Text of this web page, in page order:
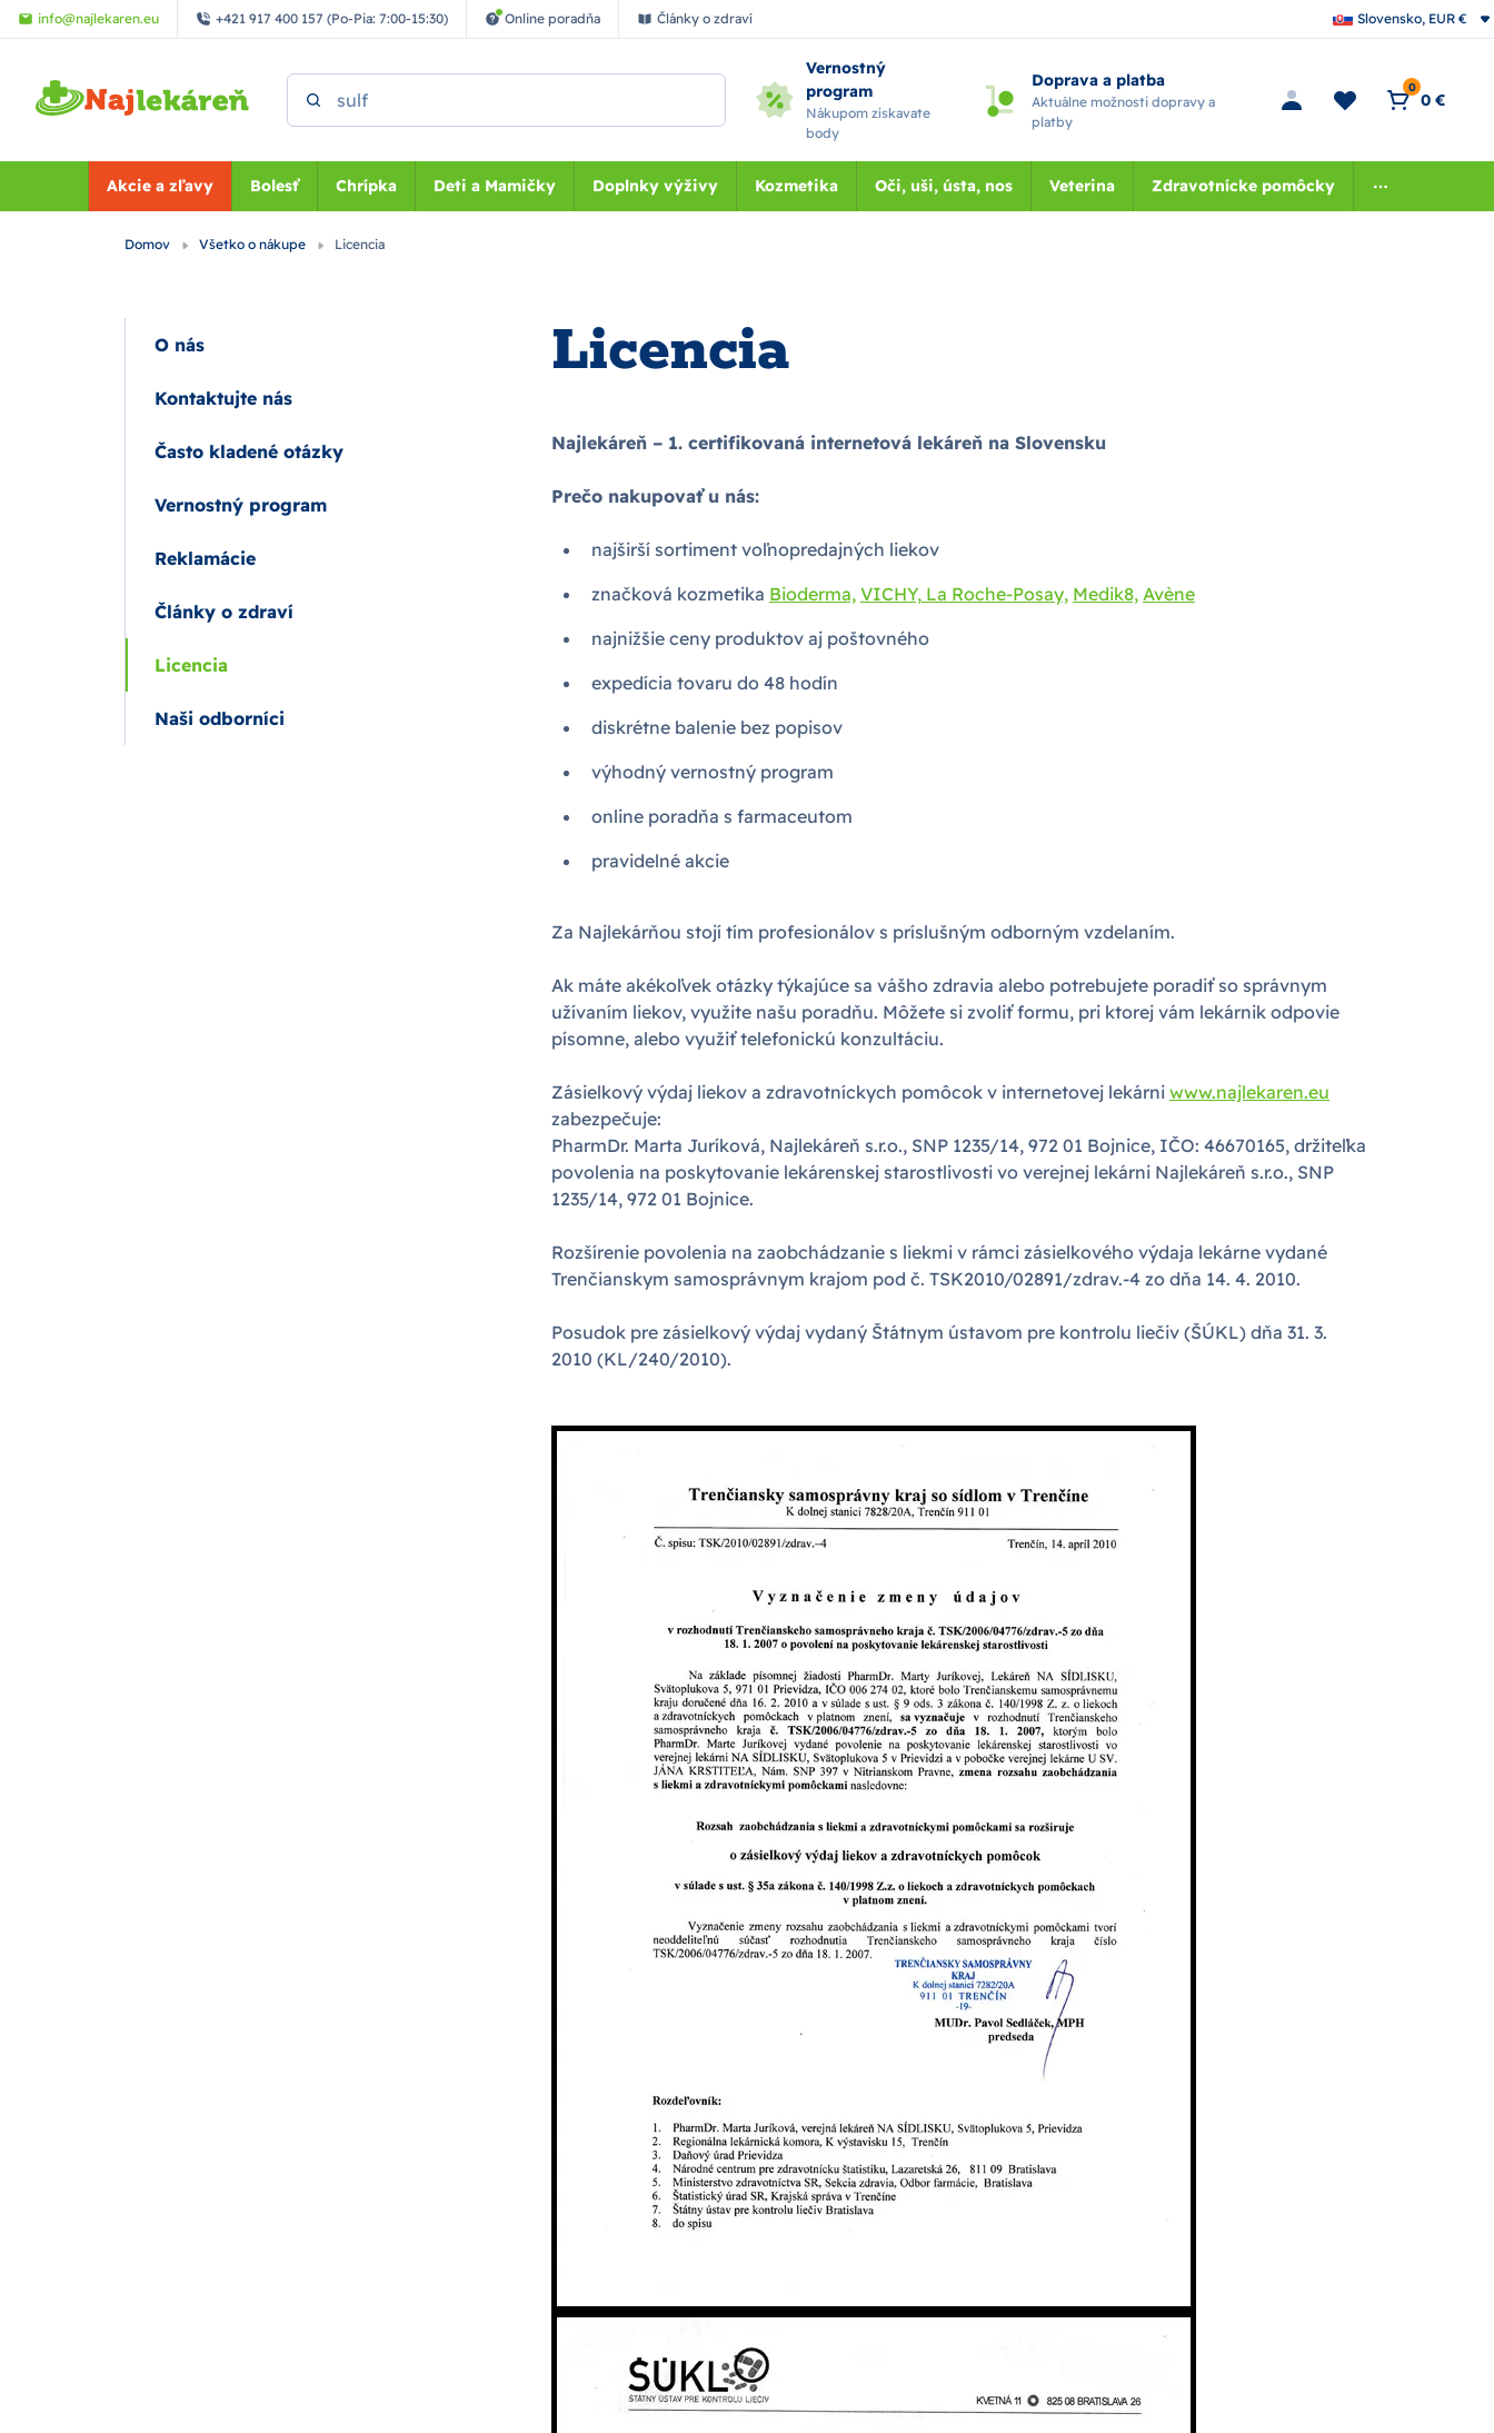
Preskočiť na hlavný obsah
info@najlekaren.eu +421 917 400 157 (Po-Pia: 7:00-15:30) Online poradňa Články o zdraví Slovensko, EUR €
Vernostný
program
Nákupom získavate
body
Doprava a platba
Aktuálne možnosti dopravy a
platby
0
0 €
Akcie a zľavy Bolesť Chrípka Deti a Mamičky Doplnky výživy Kozmetika Oči, uši, ústa, nos Veterina Zdravotnícke pomôcky
Domov Všetko o nákupe Licencia
O nás
Kontaktujte nás
Často kladené otázky
Vernostný program
Reklamácie
Články o zdraví
Licencia
Naši odborníci
Licencia
Najlekáreň – 1. certifikovaná internetová lekáreň na Slovensku
Prečo nakupovať u nás:
najširší sortiment voľnopredajných liekov
značková kozmetika Bioderma, VICHY, La Roche-Posay, Medik8, Avène
najnižšie ceny produktov aj poštovného
expedícia tovaru do 48 hodín
diskrétne balenie bez popisov
výhodný vernostný program
online poradňa s farmaceutom
pravidelné akcie
Za Najlekárňou stojí tím profesionálov s príslušným odborným vzdelaním.
Ak máte akékoľvek otázky týkajúce sa vášho zdravia alebo potrebujete poradiť so správnym
užívaním liekov, využite našu poradňu. Môžete si zvoliť formu, pri ktorej vám lekárnik odpovie
písomne, alebo využiť telefonickú konzultáciu.
Zásielkový výdaj liekov a zdravotníckych pomôcok v internetovej lekárni www.najlekaren.eu
zabezpečuje:
PharmDr. Marta Juríková, Najlekáreň s.r.o., SNP 1235/14, 972 01 Bojnice, IČO: 46670165, držiteľka
povolenia na poskytovanie lekárenskej starostlivosti vo verejnej lekárni Najlekáreň s.r.o., SNP
1235/14, 972 01 Bojnice.
Rozšírenie povolenia na zaobchádzanie s liekmi v rámci zásielkového výdaja lekárne vydané
Trenčianskym samosprávnym krajom pod č. TSK2010/02891/zdrav.-4 zo dňa 14. 4. 2010.
Posudok pre zásielkový výdaj vydaný Štátnym ústavom pre kontrolu liečiv (ŠÚKL) dňa 31. 3.
2010 (KL/240/2010).